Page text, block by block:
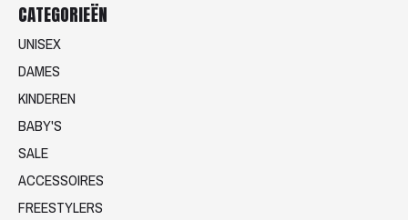
CATEGORIEËN
UNISEX
DAMES
KINDEREN
BABY'S
SALE
ACCESSOIRES
FREESTYLERS